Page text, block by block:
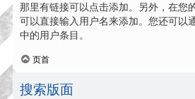
那里有链接可以点击添加。另外，在您
可以直接输入用户名来添加。您还可以
中的用户条目。
页首
搜索版面